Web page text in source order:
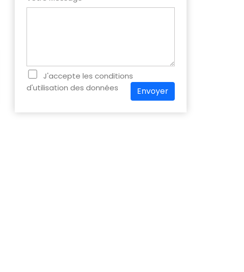
J'accepte les conditions
d'utilisation des données
Envoyer